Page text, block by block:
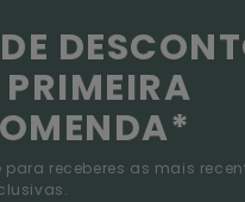
para receberes as mais